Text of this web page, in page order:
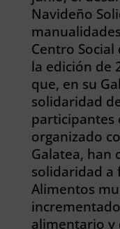
Navideño
Centro Social
la edición de
que, en su
solidaridad
participantes
organizado
Galatea, han
solidaridad a
Alimentos
alimentario y